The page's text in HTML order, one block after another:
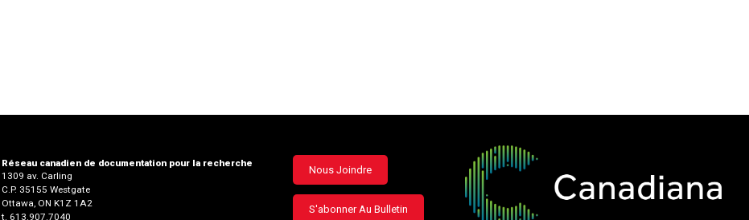
Réseau canadien de documentation pour la recherche
1309 av. Carling
C.P. 35155 Westgate
Ottawa, ON K1Z 1A2
t. 613.907.7040
Footer
menu
Nous Joindre
S'abonner Au Bulletin